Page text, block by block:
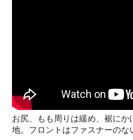
お尻、もも周りは緩め、裾に
地。フロントはファスナーのな